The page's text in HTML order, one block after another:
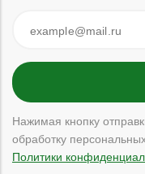
Нажимая кнопку
обработку
Политики